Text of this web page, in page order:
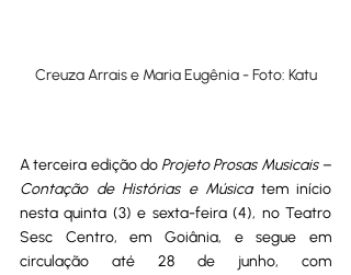
Creuza Arrais e Maria Eugênia - Foto: Katu
A terceira edição do Projeto Prosas Musicais –
Contação de Histórias e Música tem início
nesta quinta (3) e sexta-feira (4), no Teatro
Sesc Centro, em Goiânia, e segue em
circulação até 28 de junho, com